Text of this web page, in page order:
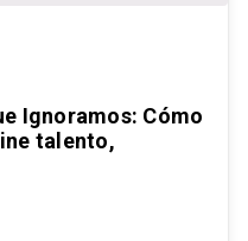
Ignoramos: Cómo
talento,